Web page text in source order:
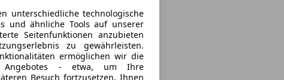
unterschiedliche technologische
und ähnliche Tools auf unserer
Seitenfunktionen anzubieten
zu gewährleisten.
ermöglichen wir die
Angebotes - etwa, um Ihre
Besuch fortzusetzen, Ihnen